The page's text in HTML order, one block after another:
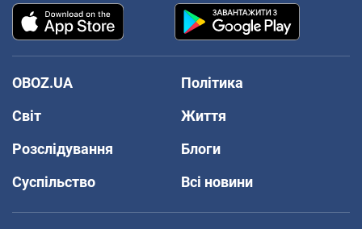
OBOZ.UA
Політика
Світ
Життя
Розслідування
Блоги
Суспільство
Всі новини